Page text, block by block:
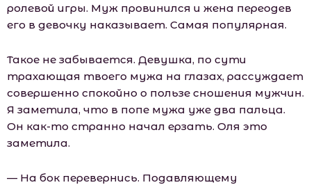
ролевой игры. Муж провинился и жена переодев
его в девочку наказывает. Самая популярная.
Такое не забывается. Девушка, по сути
трахающая твоего мужа на глазах, рассуждает
совершенно спокойно о пользе сношения мужчин.
Я заметила, что в попе мужа уже два пальца.
Он как-то странно начал ерзать. Оля это
заметила.
— На бок перевернись. Подавляющему